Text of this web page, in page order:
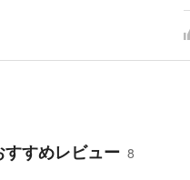
すめレビュー 8